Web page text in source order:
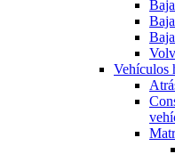
Vehículos